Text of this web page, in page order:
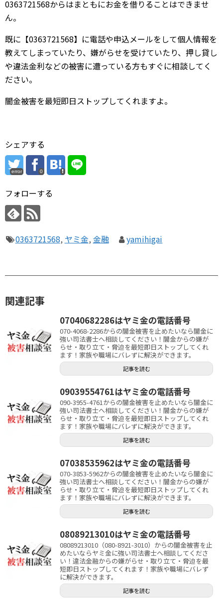
0363721568からはまともにお金を借りることはできませ
ん。
既に【0363721568】に電話や申込メールをして個人情報を
教えてしまっていたり、嫌がらせを受けていたり、押し貸し
や違法金利などの被害に遭っている方もすぐに相談してく
ださい。
闇金被害を最短即日ストップしてくれますよ。
シェアする
error 0
フォローする
0363721568, ヤミ金, 金融 yamihigai
関連記事
07040682286はヤミ金の電話番号
070-4068-2286からの闇金被害を止めたいなら闇金に
強い司法書士へ相談してください！闇金からの嫌が
らせ・取り立て・脅迫を最短即日ストップしてくれ
ます！家族や職場にバレずに解決ができます。
記事を読む
09039554761はヤミ金の電話番号
090-3955-4761からの闇金被害を止めたいなら闇金に
強い司法書士へ相談してください！闇金からの嫌が
らせ・取り立て・脅迫を最短即日ストップしてくれ
ます！家族や職場にバレずに解決ができます。
記事を読む
07038535962はヤミ金の電話番号
070-3853-5962からの闇金被害を止めたいなら闇金に
強い司法書士へ相談してください！闇金からの嫌が
らせ・取り立て・脅迫を最短即日ストップしてくれ
ます！家族や職場にバレずに解決ができます。
記事を読む
08089213010はヤミ金の電話番号
08089213010（080-8921-3010）からの闇金被害を止
めたいならヤミ金に強い司法書士へ相談してくださ
い！違法金融からの嫌がらせ・取り立て・脅迫を最
短即日ストップしてくれます！家族や職場にバレず
に解決ができます。
記事を読む